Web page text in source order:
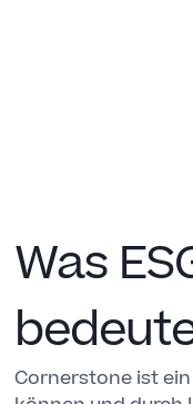
Was
Cornerstone ist